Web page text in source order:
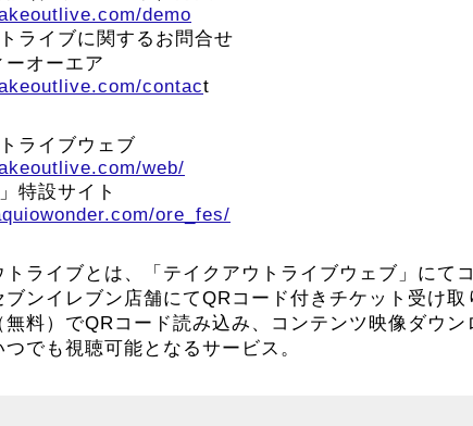
demo
ライブに関するお問合せ
オーエア
contact
ライブウェブ
web/
特設サイト
ore_fes/
ライブとは、「テイクアウトライブウェブ」にて
ンイレブン店舗にてQRコード付きチケット受け取
無料）でQRコード読み込み、コンテンツ映像ダウン
でも視聴可能となるサービス。